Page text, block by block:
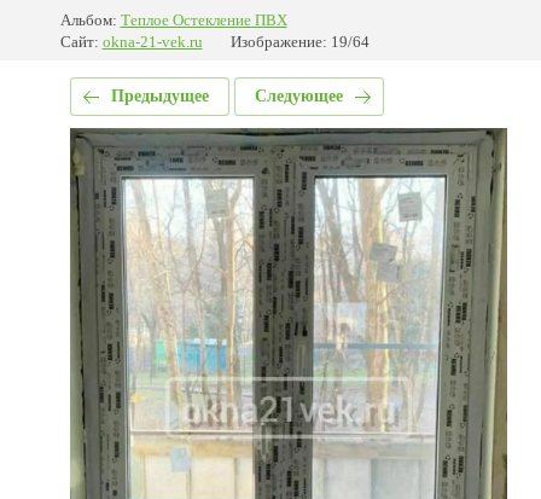
Альбом: Теплое Остекление ПВХ
Сайт: okna-21-vek.ru Изображение: 19/64
Предыдущее Следующее